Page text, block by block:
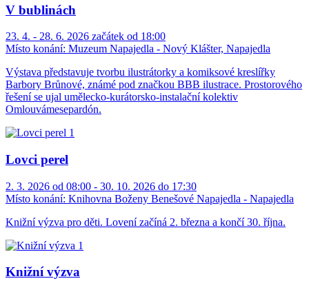
V bublinách
23. 4. - 28. 6. 2026 začátek od 18:00
Místo konání: Muzeum Napajedla - Nový Klášter, Napajedla
Výstava představuje tvorbu ilustrátorky a komiksové kreslířky
Barbory Brůnové, známé pod značkou BBB ilustrace. Prostorového
řešení se ujal umělecko-kurátorsko-instalační kolektiv
Omlouvámesepardón.
Lovci perel
2. 3. 2026 od 08:00 - 30. 10. 2026 do 17:30
Místo konání: Knihovna Boženy Benešové Napajedla - Napajedla
Knižní výzva pro děti. Lovení začíná 2. března a končí 30. října.
Knižní výzva